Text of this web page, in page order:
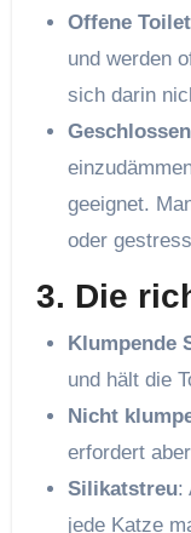
Offene
und werden
sich darin
geeignet.
oder
3. Die
Klumpende
und hält die
Nicht
erfordert
Silikatstreu:
jede Katze